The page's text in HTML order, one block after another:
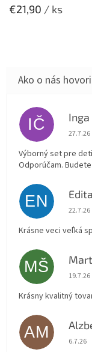
€21,90 / ks
IČ
27.7.26
Výborný set pre
Odporúčam.
EN
22.7.26
Krásne veci veľká
MŠ
19.7.26
Krásny kvalitný
AM
6.7.26